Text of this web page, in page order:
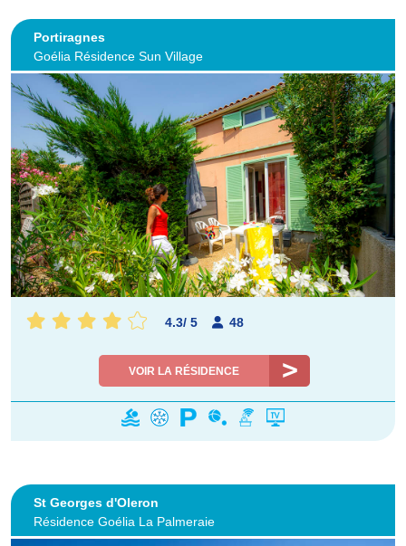
Portiragnes
Goélia Résidence Sun Village
4.3/ 5 48
VOIR LA RÉSIDENCE
St Georges d'Oleron
Résidence Goélia La Palmeraie